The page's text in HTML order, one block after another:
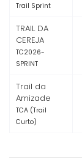
Trail Sprint
TRAIL DA
CEREJA
TC2026-
SPRINT
Trail da
Amizade
TCA (Trail
Curto)